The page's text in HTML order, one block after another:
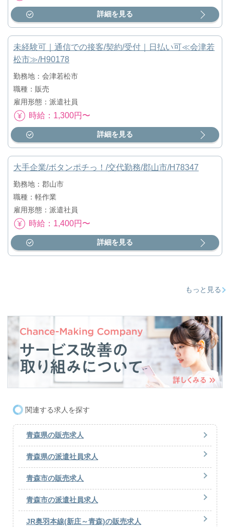
詳細を見る
未経験可｜通信での接客/契約/受付｜日払い可≪会津若
松市≫/H90178
勤務地：会津若松市
職種：販売
雇用形態：派遣社員
時給：1,300円〜
詳細を見る
大手企業/ボタンポチっ！/交代勤務/郡山市/H78347
勤務地：郡山市
職種：軽作業
雇用形態：派遣社員
時給：1,400円〜
詳細を見る
もっと見る
関連する求人を探す
青森県の販売求人
青森県の派遣社員求人
青森市の販売求人
青森市の派遣社員求人
JR奥羽本線(新庄～青森)の販売求人